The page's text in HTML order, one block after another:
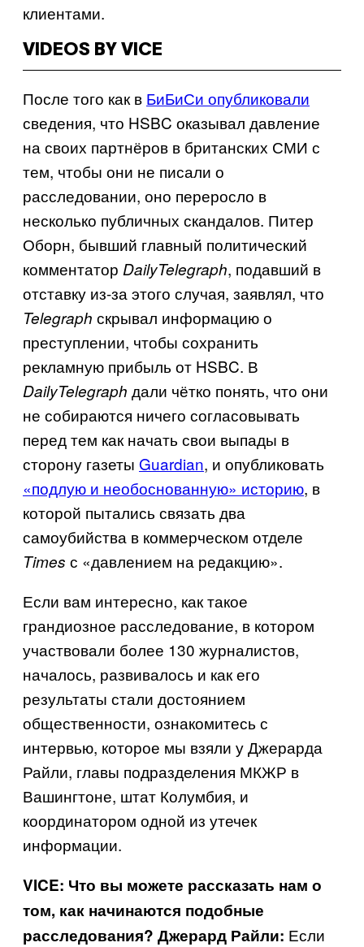
клиентами.
VIDEOS BY VICE
После того как в БиБиСи опубликовали
сведения, что HSBC оказывал давление
на своих партнёров в британских СМИ с
тем, чтобы они не писали о
расследовании, оно переросло в
несколько публичных скандалов. Питер
Оборн, бывший главный политический
комментатор DailyTelegraph, подавший в
отставку из-за этого случая, заявлял, что
Telegraph скрывал информацию о
преступлении, чтобы сохранить
рекламную прибыль от HSBC. В
DailyTelegraph дали чётко понять, что они
не собираются ничего согласовывать
перед тем как начать свои выпады в
сторону газеты Guardian, и опубликовать
«подлую и необоснованную» историю, в
которой пытались связать два
самоубийства в коммерческом отделе
Times с «давлением на редакцию».
Если вам интересно, как такое
грандиозное расследование, в котором
участвовали более 130 журналистов,
началось, развивалось и как его
результаты стали достоянием
общественности, ознакомитесь с
интервью, которое мы взяли у Джерарда
Райли, главы подразделения МКЖР в
Вашингтоне, штат Колумбия, и
координатором одной из утечек
информации.
VICE: Что вы можете рассказать нам о
том, как начинаются подобные
расследования? Джерард Райли: Если